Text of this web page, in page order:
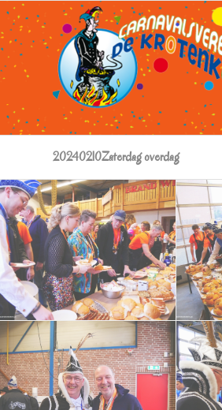
20240210Zaterdag overdag